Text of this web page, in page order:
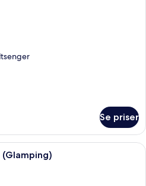
Se priser
Telt – exclusive, 2 soverom
(Glamping)